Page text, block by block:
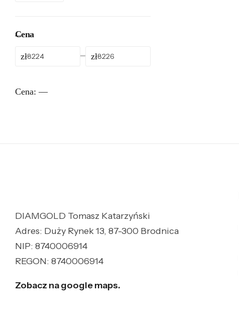
Cena
zł zł
Cena:—
DIAMGOLD Tomasz Katarzyński
Adres: Duży Rynek 13, 87-300 Brodnica
NIP: 8740006914
REGON: 8740006914
Zobacz na google maps.